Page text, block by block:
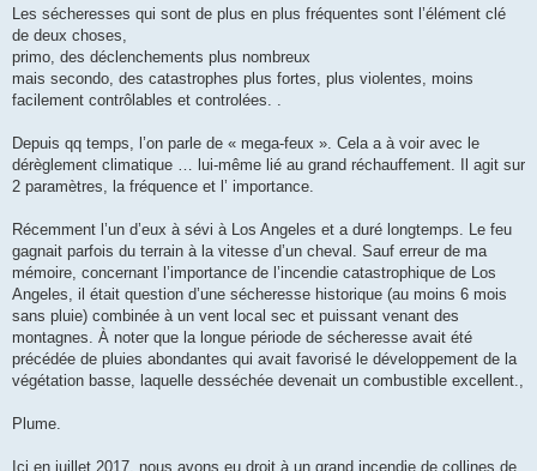
g
Les sécheresses qui sont de plus en plus fréquentes sont l’élément clé
de deux choses,
primo, des déclenchements plus nombreux
mais secondo, des catastrophes plus fortes, plus violentes, moins
facilement contrôlables et controlées. .
Depuis qq temps, l’on parle de « mega-feux ». Cela a à voir avec le
dérèglement climatique … lui-même lié au grand réchauffement. Il agit sur
2 paramètres, la fréquence et l’ importance.
Récemment l’un d’eux à sévi à Los Angeles et a duré longtemps. Le feu
gagnait parfois du terrain à la vitesse d’un cheval. Sauf erreur de ma
mémoire, concernant l’importance de l’incendie catastrophique de Los
Angeles, il était question d’une sécheresse historique (au moins 6 mois
sans pluie) combinée à un vent local sec et puissant venant des
montagnes. À noter que la longue période de sécheresse avait été
précédée de pluies abondantes qui avait favorisé le développement de la
végétation basse, laquelle desséchée devenait un combustible excellent.,
Plume.
Ici en juillet 2017, nous avons eu droit à un grand incendie de collines de